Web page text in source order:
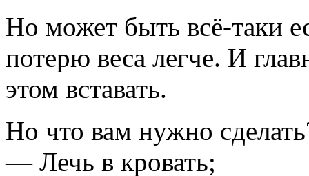
Но может быть всё-таки
потерю веса легче. И
этом вставать.
Но что вам нужно
— Лечь в кровать;